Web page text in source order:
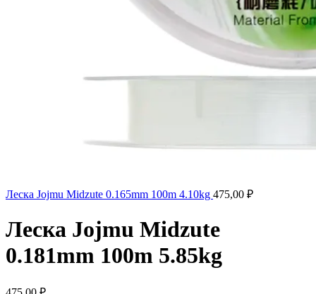
Леска Jojmu Midzute 0.165mm 100m 4.10kg 475,00 ₽
Леска Jojmu Midzute
0.181mm 100m 5.85kg